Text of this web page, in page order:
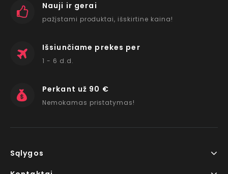
Nauji ir gerai
pažįstami produktai, išskirtine kaina!
Išsiunčiame prekes per
1 - 6 d.d.
Perkant už 90 €
Nemokamas pristatymas!
Sąlygos